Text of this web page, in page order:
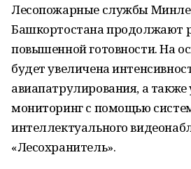
Лесопожарные службы
Башкортостана продолжают
повышенной готовности. На
будет увеличена
авиапатрулирования, а также
мониторинг с помощью
интеллектуального
«Лесохранитель».